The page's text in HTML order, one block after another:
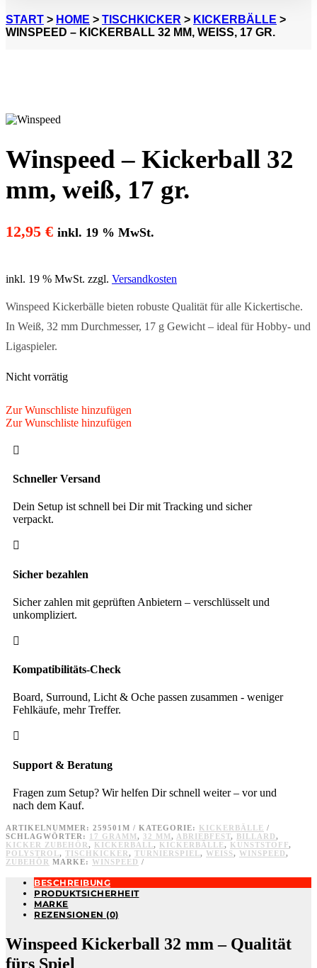
START > HOME > TISCHKICKER > KICKERBÄLLE >
WINSPEED – KICKERBALL 32 MM, WEISS, 17 GR.
Winspeed – Kickerball 32
mm, weiß, 17 gr.
12,95 € inkl. 19 % MwSt.
inkl. 19 % MwSt. zzgl. Versandkosten
Winspeed Kickerbälle bieten robuste Qualität für alle Kickertische.
In Weiß, 32 mm Durchmesser, 17 g Gewicht – ideal für Hobby- und
Ligaspieler.
Nicht vorrätig
Zur Wunschliste hinzufügen
Zur Wunschliste hinzufügen

Schneller Versand
Dein Setup ist schnell bei Dir mit Tracking und sicher
verpackt.

Sicher bezahlen
Sicher zahlen mit geprüften Anbietern – verschlüsselt und
unkompliziert.

Kompatibilitäts-Check
Board, Surround, Licht & Oche passen zusammen - weniger
Fehlkäufe, mehr Treffer.

Support & Beratung
Fragen zum Setup? Wir helfen Dir schnell weiter – vor und
nach dem Kauf.
ARTIKELNUMMER: 259501M KATEGORIE: KICKERBÄLLE
SCHLAGWÖRTER: 17 GRAMM, 32 MM, ABRIEBFEST, BILLARD,
KICKER ZUBEHÖR, KICKERBALL, KICKERBÄLLE, KUNSTSTOFF,
POLYSTROL, TISCHKICKER, TURNIERSPIEL, WEISS , WINSPEED,
ZUBEHÖR MARKE: WINSPEED
BESCHREIBUNG
PRODUKTSICHERHEIT
MARKE
REZENSIONEN (0)
Winspeed Kickerball 32 mm – Qualität
fürs Spiel